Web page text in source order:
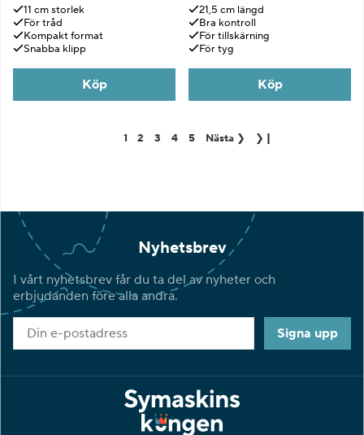
11 cm storlek
För tråd
Kompakt format
Snabba klipp
Köp
21,5 cm längd
Bra kontroll
För tillskärning
För tyg
Köp
1 2 3 4 5 Nästa ❯ ❯❙
Nyhetsbrev
I vårt nyhetsbrev får du ta del av nyheter och
erbjudanden före alla andra.
Signa upp